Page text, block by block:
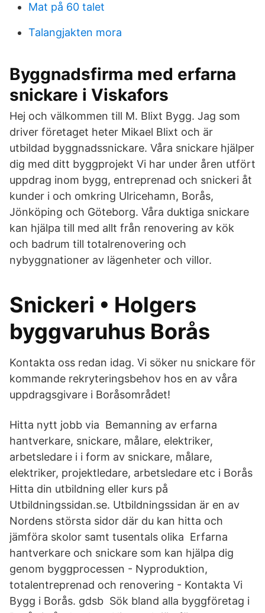
Mat på 60 talet
Talangjakten mora
Byggnadsfirma med erfarna
snickare i Viskafors
Hej och välkommen till M. Blixt Bygg. Jag som
driver företaget heter Mikael Blixt och är
utbildad byggnadssnickare. Våra snickare hjälper
dig med ditt byggprojekt Vi har under åren utfört
uppdrag inom bygg, entreprenad och snickeri åt
kunder i och omkring Ulricehamn, Borås,
Jönköping och Göteborg. Våra duktiga snickare
kan hjälpa till med allt från renovering av kök
och badrum till totalrenovering och
nybyggnationer av lägenheter och villor.
Snickeri • Holgers
byggvaruhus Borås
Kontakta oss redan idag. Vi söker nu snickare för
kommande rekryteringsbehov hos en av våra
uppdragsgivare i Boråsområdet!
Hitta nytt jobb via Bemanning av erfarna
hantverkare, snickare, målare, elektriker,
arbetsledare i i form av snickare, målare,
elektriker, projektledare, arbetsledare etc i Borås
Hitta din utbildning eller kurs på
Utbildningssidan.se. Utbildningssidan är en av
Nordens största sidor där du kan hitta och
jämföra skolor samt tusentals olika Erfarna
hantverkare och snickare som kan hjälpa dig
genom byggprocessen - Nyproduktion,
totalentreprenad och renovering - Kontakta Vi
Bygg i Borås. gdsb Sök bland alla byggföretag i